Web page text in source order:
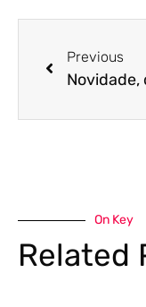
Previous
On Key
Related